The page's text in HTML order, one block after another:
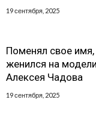
19 сентября, 2025
Поменял свое имя,
женился на
Алексея Чадова
19 сентября, 2025